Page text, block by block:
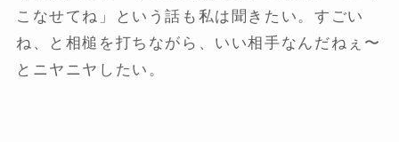
こなせてね」という話も私は聞きたい。すごい
ね、と相槌を打ちながら、いい相手なんだねぇ〜
とニヤニヤしたい。